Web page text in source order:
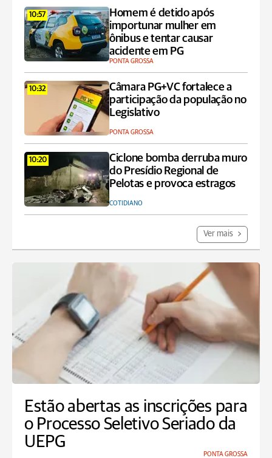
10:57
Homem é detido após
importunar mulher em
ônibus e tentar causar
acidente em PG
PONTA GROSSA
10:32
Câmara PG+VC fortalece a
participação da população no
Legislativo
PONTA GROSSA
10:20
Ciclone bomba derruba muro
do Presídio Regional de
Pelotas e provoca estragos
COTIDIANO
Ver mais
Estão abertas as inscrições para
o Processo Seletivo Seriado da
UEPG
PONTA GROSSA